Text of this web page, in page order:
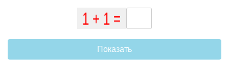
Показать